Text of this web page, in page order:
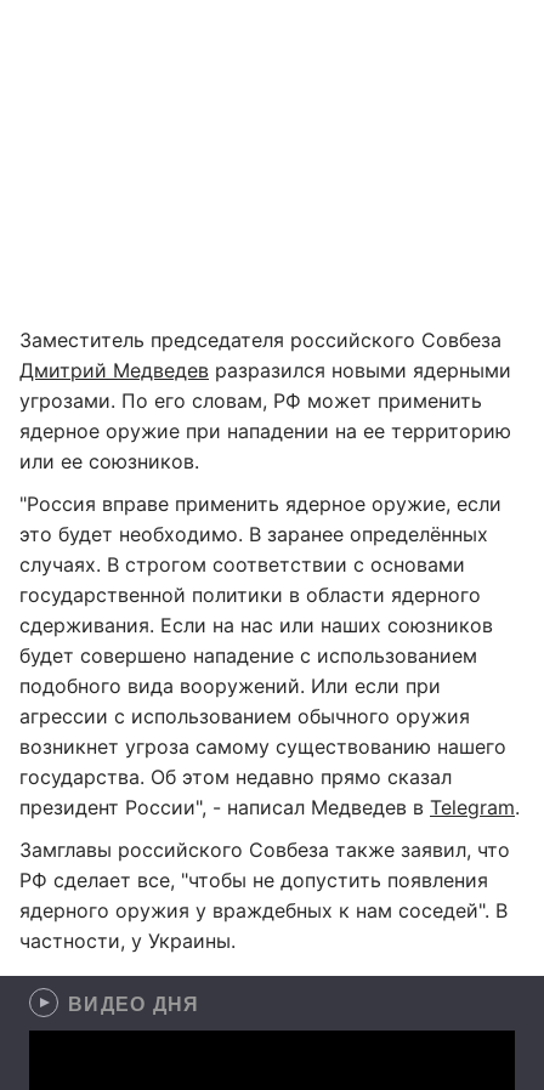
Заместитель председателя российского Совбеза
Дмитрий Медведев разразился новыми ядерными
угрозами. По его словам, РФ может применить
ядерное оружие при нападении на ее территорию
или ее союзников.
"Россия вправе применить ядерное оружие, если
это будет необходимо. В заранее определённых
случаях. В строгом соответствии с основами
государственной политики в области ядерного
сдерживания. Если на нас или наших союзников
будет совершено нападение с использованием
подобного вида вооружений. Или если при
агрессии с использованием обычного оружия
возникнет угроза самому существованию нашего
государства. Об этом недавно прямо сказал
президент России", - написал Медведев в Telegram.
Замглавы российского Совбеза также заявил, что
РФ сделает все, "чтобы не допустить появления
ядерного оружия у враждебных к нам соседей". В
частности, у Украины.
ВИДЕО ДНЯ